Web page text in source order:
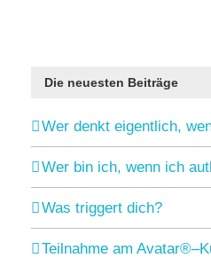
Die neuesten Beiträge
Wer denkt eigentlich,
Wer bin ich, wenn ich
Was triggert dich?
Teilnahme am